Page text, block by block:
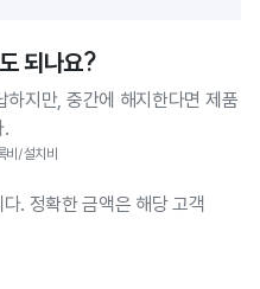
되나요?
하지만, 중간에 해지한다면 제품
.
비/설치비
. 정확한 금액은 해당 고객